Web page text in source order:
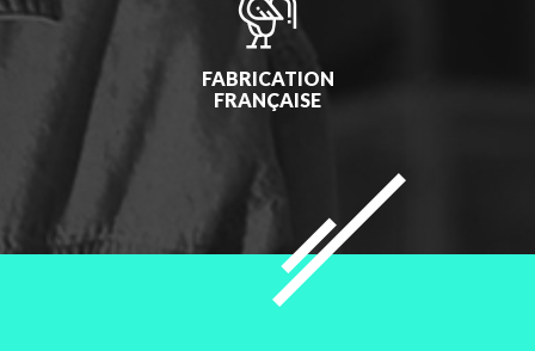
FABRICATION
FRANÇAISE